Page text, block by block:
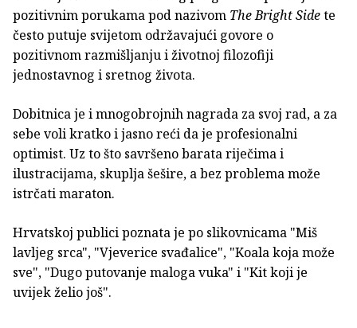
pozitivnim porukama pod nazivom The Bright Sidete
često putuje svijetom održavajući govore o
pozitivnom razmišljanju i životnoj filozofiji
jednostavnog i sretnog života.
Dobitnica je i mnogobrojnih nagrada za svoj rad, a za
sebe voli kratko i jasno reći da je profesionalni
optimist. Uz to što savršeno barata riječima i
ilustracijama, skuplja šešire, a bez problema može
istrčati maraton.
Hrvatskoj publici poznata je po slikovnicama "Miš
lavljeg srca", "Vjeverice svađalice", "Koala koja može
sve", "Dugo putovanje maloga vuka" i "Kit koji je
uvijek želio još".